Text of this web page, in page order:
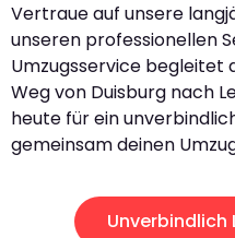
Vertraue auf unsere
unseren professionellen
Umzugsservice begleitet
Weg von Duisburg nach
heute für ein
gemeinsam deinen
Unverbindlich